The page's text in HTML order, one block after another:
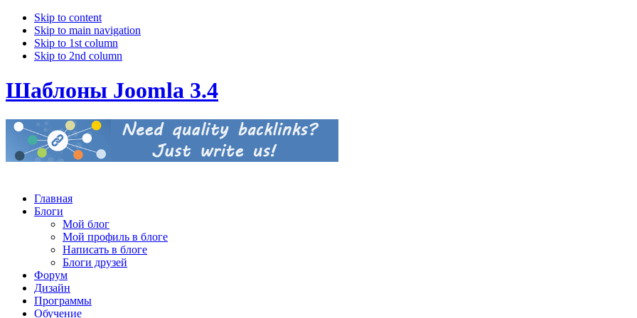
Skip to content
Skip to main navigation
Skip to 1st column
Skip to 2nd column
Шаблоны Joomla 3.4
Главная
Блоги
Мой блог
Мой профиль в блоге
Написать в блоге
Блоги друзей
Форум
Дизайн
Программы
Обучение